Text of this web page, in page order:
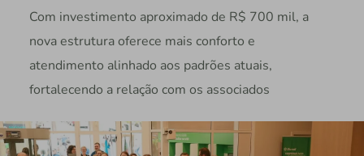
Com investimento aproximado de R$ 700 mil, a
nova estrutura oferece mais conforto e
atendimento alinhado aos padrões atuais,
fortalecendo a relação com os associados